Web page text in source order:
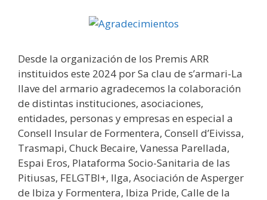
Desde la organización de los Premis ARR
instituidos este 2024 por Sa clau de s’armari-La
llave del armario agradecemos la colaboración
de distintas instituciones, asociaciones,
entidades, personas y empresas en especial a
Consell Insular de Formentera, Consell d’Eivissa,
Trasmapi, Chuck Becaire, Vanessa Parellada,
Espai Eros, Plataforma Socio-Sanitaria de las
Pitiusas, FELGTBI+, Ilga, Asociación de Asperger
de Ibiza y Formentera, Ibiza Pride, Calle de la